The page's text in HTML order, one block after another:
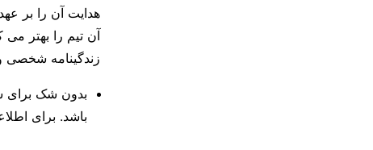
هدایت آن را بر
آن تیم را بهتر می
زندگینامه شخصی
بدون شک برای
باشد. برای